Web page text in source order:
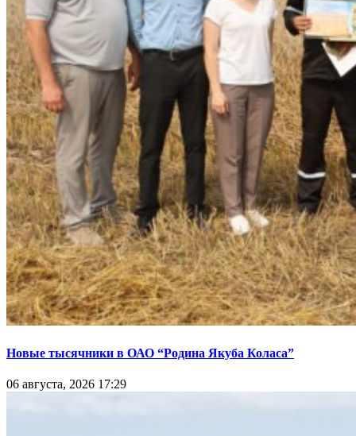
Новые тысячники в ОАО “Родина Якуба Коласа”
06 августа, 2026 17:29